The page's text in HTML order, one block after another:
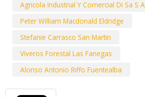
Agricola Industrial Y Comercial Di Sa S A
Peter William Macdonald Eldridge
Stefanie Carrasco San Martin
Viveros Forestal Las Fanegas
Alonso Antonio Riffo Fuentealba